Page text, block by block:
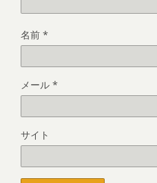
名前 *
メール *
サイト